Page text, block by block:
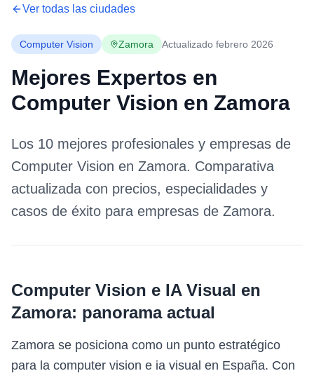
Ver todas las ciudades
Computer Vision Zamora Actualizado febrero 2026
Mejores Expertos en
Computer Vision en Zamora
Los 10 mejores profesionales y empresas de
Computer Vision en Zamora. Comparativa
actualizada con precios, especialidades y
casos de éxito para empresas de Zamora.
Computer Vision e IA Visual en
Zamora: panorama actual
Zamora se posiciona como un punto estratégico
para la computer vision e ia visual en España. Con